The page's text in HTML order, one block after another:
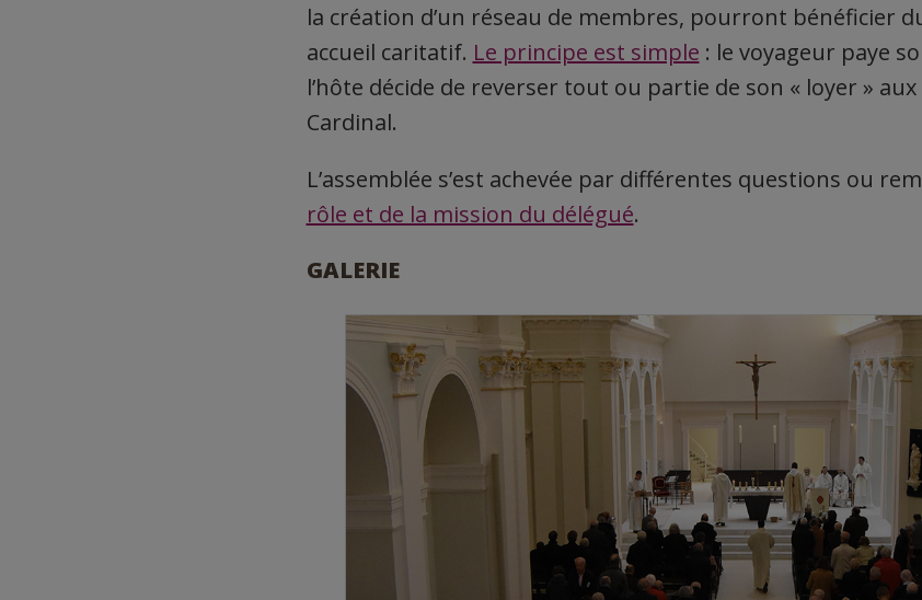
la création d’un réseau de membres, pourront bénéficier
accueil caritatif. Le principe est simple : le voyageur paye
l’hôte décide de reverser tout ou partie de son « loyer »
Cardinal.
L’assemblée s’est achevée par différentes questions ou
rôle et de la mission du délégué.
GALERIE